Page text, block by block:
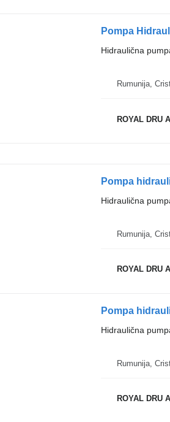
Hidraulična
Rumunija,
ROYAL DRU
Hidraulična
Rumunija,
ROYAL DRU
Pompa
Hidraulična
Rumunija,
ROYAL DRU